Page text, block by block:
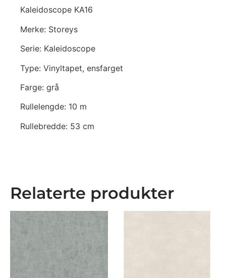
Kaleidoscope KA16
Merke: Storeys
Serie: Kaleidoscope
Type: Vinyltapet, ensfarget
Farge: grå
Rullelengde: 10 m
Rullebredde: 53 cm
Relaterte produkter